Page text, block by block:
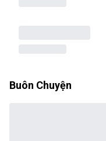
Buôn Chuyện